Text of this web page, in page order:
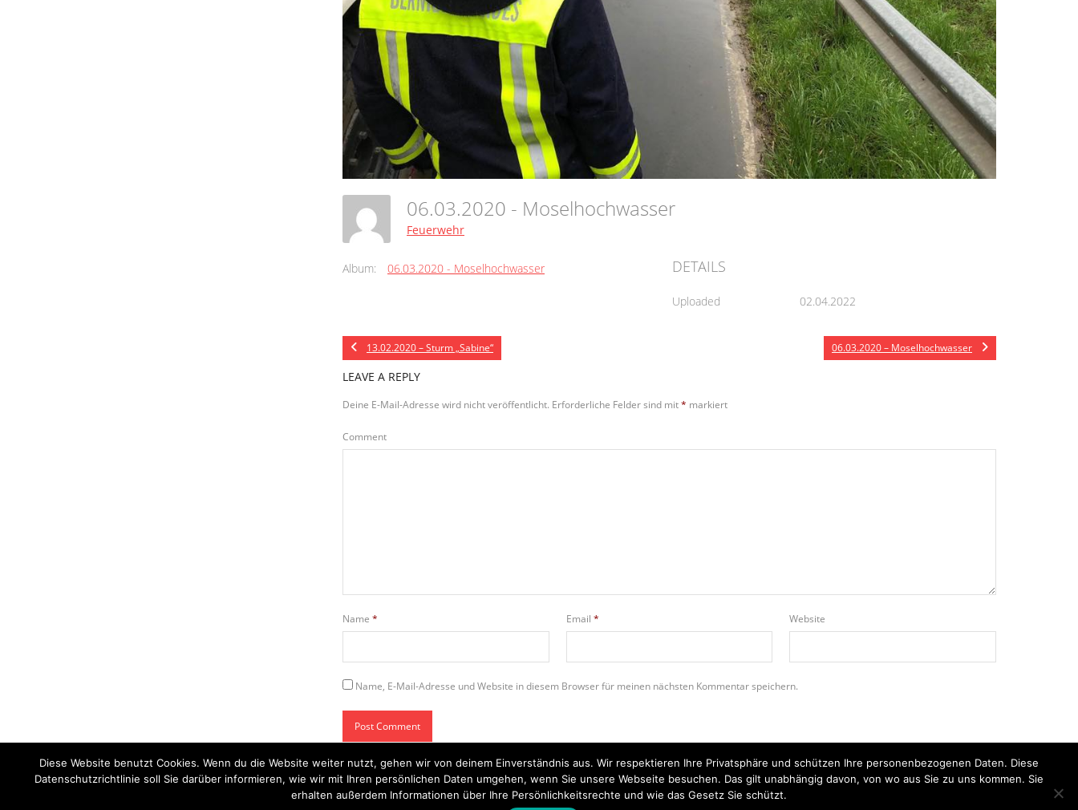
06.03.2020 - Moselhochwasser
Feuerwehr
Album: 06.03.2020 - Moselhochwasser DETAILS
Uploaded 02.04.2022
13.02.2020 – Sturm „Sabine“ 06.03.2020 – Moselhochwasser
LEAVE A REPLY
Deine E-Mail-Adresse wird nicht veröffentlicht. Erforderliche Felder sind mit* markiert
Comment
Name * Email * Website
Name, E-Mail-Adresse und Website in diesem Browser für meinen nächsten Kommentar speichern.
Startseite Einsätze Mitglied werden Über uns Bilder Kontakt
Diese Website benutzt Cookies. Wenn du die Website weiter nutzt, gehen wir von deinem Einverständnis aus. Wir respektieren Ihre Privatsphäre und schützen Ihre personenbezogenen Daten. Diese
Datenschutzrichtlinie soll Sie darüber informieren, wie wir mit Ihren persönlichen Daten umgehen, wenn Sie unsere Webseite besuchen. Das gilt unabhängig davon, von wo aus Sie zu uns kommen. Sie
erhalten außerdem Informationen über Ihre Persönlichkeitsrechte und wie das Gesetz Sie schützt.